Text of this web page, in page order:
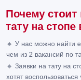
Почему стоит
тату на
🔸 У нас можно найти
чем из 2 вакансий по
🔸 Заявки на тату на
хотят